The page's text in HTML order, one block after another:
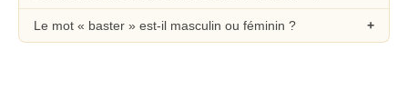
Le mot « baster » est-il masculin ou féminin ?